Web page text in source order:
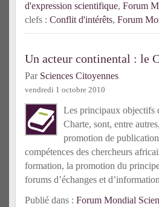
d'expression scientifique, Forum
clefs : Conflit d'intérêts, Forum
Un acteur continental : le
Par Sciences Citoyennes
vendredi 1 octobre 2010
Les principaux objectifs
Charte, sont, entre
promotion de
compétences des chercheurs
formation, la promotion du
forums d’échanges et
Publié dans : Forum Mondial